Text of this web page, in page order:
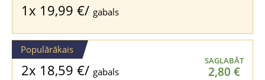
1x 19,99 €/ gabals
Populārākais
2x 18,59 €/ gabals
SAGLABĀT
2,80 €